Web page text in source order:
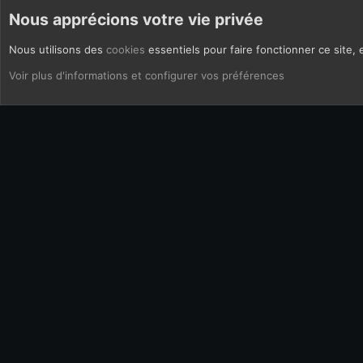
CoOkies Français (FR)
Nous apprécions votre vie privée
Nous utilisons des cookies essentiels pour faire fonctionner ce site,
Voir plus d'informations et configurer vos préférences